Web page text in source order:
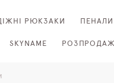
РЮКЗАКИ ПЕНАЛИ
SKYNAME РОЗПРОДАЖ